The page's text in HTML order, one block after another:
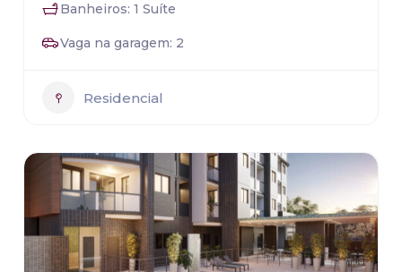
Banheiros: 1 Suíte
Vaga na garagem: 2
Residencial